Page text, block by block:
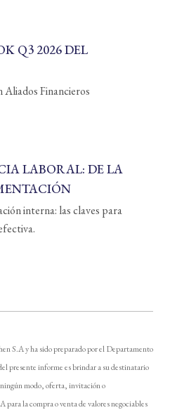
Q3 2026 DEL
Financieros
LABORAL: DE LA
interna: las claves para
S.A y ha sido preparado por el Departamento
presente informe es brindar a su destinatario
modo, oferta, invitación o
la compra o venta de valores negociables